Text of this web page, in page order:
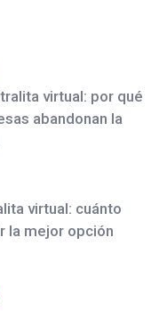
virtual: por qué
abandonan la
virtual: cuánto
la mejor opción